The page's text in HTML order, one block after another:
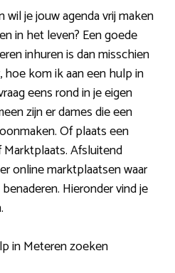
wil je jouw agenda vrij maken
in het leven? Een goede
inhuren is dan misschien
kom ik aan een hulp in
eens rond in je eigen
zijn er dames die een
Of plaats een
Afsluitend
online marktplaatsen waar
Hieronder vind je
in Meteren zoeken